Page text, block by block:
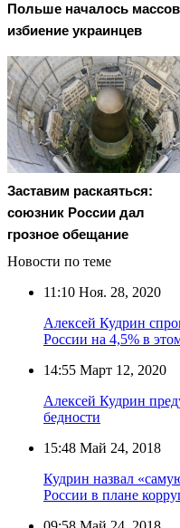
Польше началось
избиение украинцев
Заставим раскаяться:
союзник России дал
грозное обещание
Новости по теме
11:10 Ноя. 28, 2020
Алексей Кудрин
России на 4,5% в
14:55 Март 12, 2020
Алексей Кудрин
бедности
15:48 Май 24, 2018
Кудрин назвал
России в плане